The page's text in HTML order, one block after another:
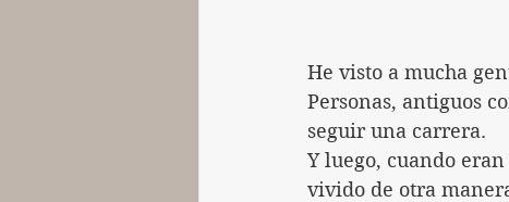
He visto a mucha
Personas, antiguos
seguir una carrera.
Y luego, cuando
vivido de otra